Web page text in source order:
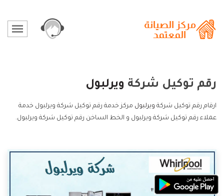
رقم توكيل شركة ويرلبول
ارقام رقم توكيل شركة ويرلبول مركز خدمة رقم توكيل شركة ويرلبول خدمة
عملاء رقم توكيل شركة ويرلبول و الخط الساخن رقم توكيل شركة ويرلبول.